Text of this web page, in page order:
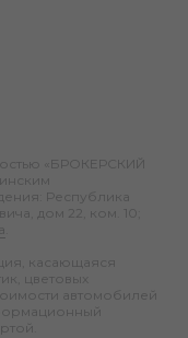
«БРОКЕРСКИЙ
Республика
дом 22, ком. 10;
касающаяся
цветовых
автомобилей